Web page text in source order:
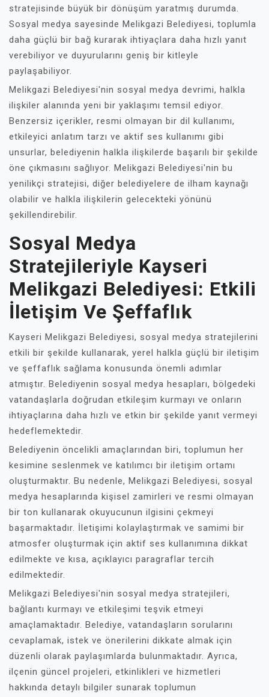
stratejisinde büyük bir dönüşüm yaratmış durumda.
Sosyal medya sayesinde Melikgazi Belediyesi, toplumla
daha güçlü bir bağ kurarak ihtiyaçlara daha hızlı yanıt
verebiliyor ve duyurularını geniş bir kitleyle
paylaşabiliyor.
Melikgazi Belediyesi'nin sosyal medya devrimi, halkla
ilişkiler alanında yeni bir yaklaşımı temsil ediyor.
Benzersiz içerikler, resmi olmayan bir dil kullanımı,
etkileyici anlatım tarzı ve aktif ses kullanımı gibi
unsurlar, belediyenin halkla ilişkilerde başarılı bir şekilde
öne çıkmasını sağlıyor. Melikgazi Belediyesi'nin bu
yenilikçi stratejisi, diğer belediyelere de ilham kaynağı
olabilir ve halkla ilişkilerin gelecekteki yönünü
şekillendirebilir.
Sosyal Medya
Stratejileriyle Kayseri
Melikgazi Belediyesi: Etkili
İletişim Ve Şeffaflık
Kayseri Melikgazi Belediyesi, sosyal medya stratejilerini
etkili bir şekilde kullanarak, yerel halkla güçlü bir iletişim
ve şeffaflık sağlama konusunda önemli adımlar
atmıştır. Belediyenin sosyal medya hesapları, bölgedeki
vatandaşlarla doğrudan etkileşim kurmayı ve onların
ihtiyaçlarına daha hızlı ve etkin bir şekilde yanıt vermeyi
hedeflemektedir.
Belediyenin öncelikli amaçlarından biri, toplumun her
kesimine seslenmek ve katılımcı bir iletişim ortamı
oluşturmaktır. Bu nedenle, Melikgazi Belediyesi, sosyal
medya hesaplarında kişisel zamirleri ve resmi olmayan
bir ton kullanarak okuyucunun ilgisini çekmeyi
başarmaktadır. İletişimi kolaylaştırmak ve samimi bir
atmosfer oluşturmak için aktif ses kullanımına dikkat
edilmekte ve kısa, açıklayıcı paragraflar tercih
edilmektedir.
Melikgazi Belediyesi'nin sosyal medya stratejileri,
bağlantı kurmayı ve etkileşimi teşvik etmeyi
amaçlamaktadır. Belediye, vatandaşların sorularını
cevaplamak, istek ve önerilerini dikkate almak için
düzenli olarak paylaşımlarda bulunmaktadır. Ayrıca,
ilçenin güncel projeleri, etkinlikleri ve hizmetleri
hakkında detaylı bilgiler sunarak toplumun